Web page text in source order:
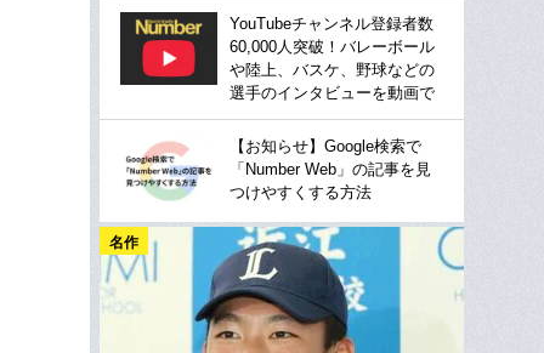
YouTubeチャンネル登録者数
60,000人突破！バレーボール
や陸上、バスケ、野球などの
選手のインタビューを動画で
【お知らせ】Google検索で
「Number Web」の記事を見
つけやすくする方法
名作